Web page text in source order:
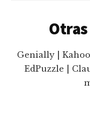
Genially |
EdPuzzle |